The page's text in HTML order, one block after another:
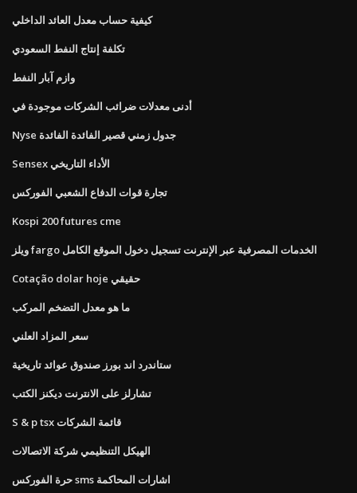
كيفية حساب معدل العائد الداخلي
تكلفة إنتاج النفط السعودي
وازم آبار النفط
أدنى معدلات ضرائب الشركات موجودة في
Nyse جدول زمني قصير الفائدة الفائدة
Sensex الأداء التاريخي
تجارة قوات الدفاع الشعبي الفوركس
Kospi 200 futures cme
ويلز fargo الخدمات المصرفية عبر الإنترنت تسجيل دخول الموقع الكامل
Cotação dolar hoje حقيقي
ما هو معدل التضخم المركب
سعر المزاد العلني
ستاندرد اند بورز صندوق عوائد تاريخية
تشارلز على الانترنت ديكنز الكتب
S & p tsx قائمة الشركات
الهيكل التنظيمي شركة الاتصالات
حرة الفوركس sms اشارات المحاكمة